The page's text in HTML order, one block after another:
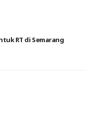
RT di Semarang